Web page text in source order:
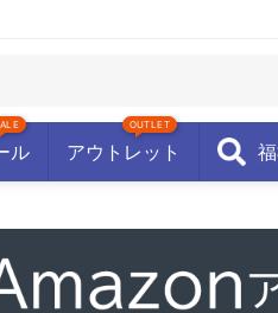
ル アウトレット
OUTLET